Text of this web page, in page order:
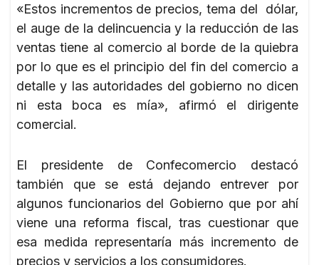
«Estos incrementos de precios, tema del dólar,
el auge de la delincuencia y la reducción de las
ventas tiene al comercio al borde de la quiebra
por lo que es el principio del fin del comercio a
detalle y las autoridades del gobierno no dicen
ni esta boca es mía», afirmó el dirigente
comercial.
El presidente de Confecomercio destacó
también que se está dejando entrever por
algunos funcionarios del Gobierno que por ahí
viene una reforma fiscal, tras cuestionar que
esa medida representaría más incremento de
precios y servicios a los consumidores.